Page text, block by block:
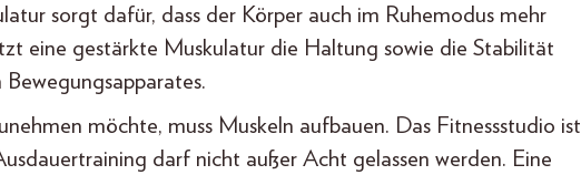
sorgt dafür, dass der Körper auch im Ruhemodus mehr
eine gestärkte Muskulatur die Haltung sowie die Stabilität
möchte, muss Muskeln aufbauen. Das Fitnessstudio ist
darf nicht außer Acht gelassen werden. Eine